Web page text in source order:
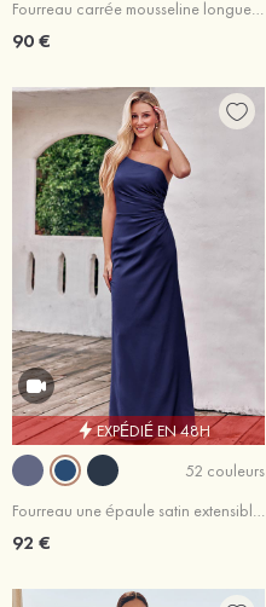
Fourreau carrée mousseline longueur ras du sol robe de demoiselle d'honneur avec volants fendue
90 €
EXPÉDIÉ EN 48H
52 couleurs
Fourreau une épaule satin extensible ras du sol robe de demoiselle d'honneur
92 €